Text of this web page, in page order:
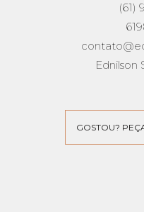
(61)
Ednilson
GOSTOU?